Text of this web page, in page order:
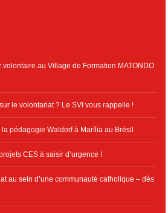
volontaire au Village de Formation MATONDO
le volontariat ? Le SVI vous rappelle !
pédagogie Waldorf à Marília au Brésil
CES à saisir d’urgence !
au sein d’une communauté catholique – dès